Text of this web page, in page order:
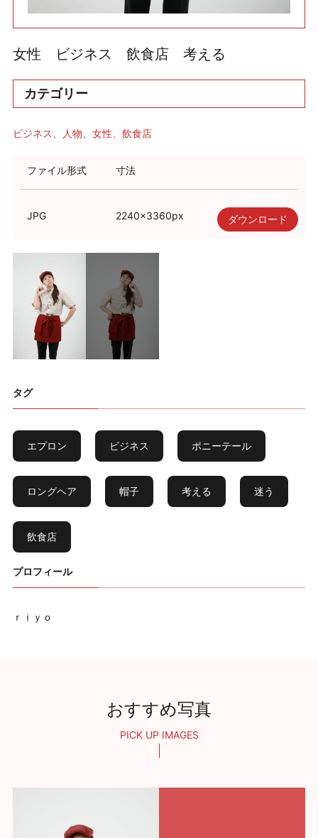
女性 ビジネス 飲食店 考える
カテゴリー
ビジネス 人物 女性 飲食店
ファイル形式 寸法
JPG 2240×3360px ダウンロード
タグ
エプロン ビジネス ポニーテール
ロングヘア 帽子 考える 迷う
飲食店
プロフィール
ｒｉｙｏ
おすすめ写真
PICK UP IMAGES